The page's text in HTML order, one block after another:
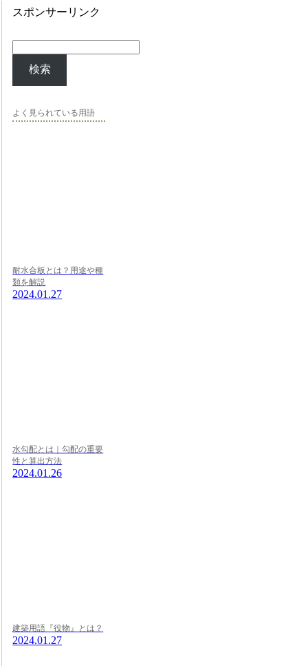
スポンサーリンク
検索
よく見られている用語
耐水合板とは？用途や種
類を解説
2024.01.27
水勾配とは｜勾配の重要
性と算出方法
2024.01.26
建築用語『役物』とは？
2024.01.27